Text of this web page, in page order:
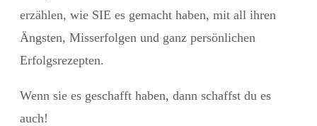
erzählen, wie SIE es gemacht haben, mit all ihren
Ängsten, Misserfolgen und ganz persönlichen
Erfolgsrezepten.
Wenn sie es geschafft haben, dann schaffst du es
auch!